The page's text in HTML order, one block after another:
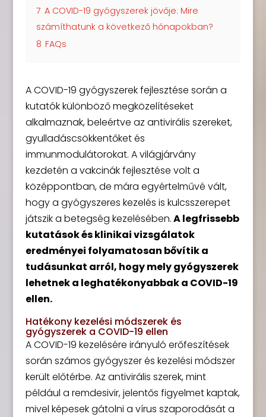
7 A COVID-19 gyógyszerek jövője: Mire
számíthatunk a következő hónapokban?
8 FAQs
A COVID-19 gyógyszerek fejlesztése során a
kutatók különböző megközelítéseket
alkalmaznak, beleértve az antivirális szereket,
gyulladáscsökkentőket és
immunmodulátorokat. A világjárvány
kezdetén a vakcinák fejlesztése volt a
középpontban, de mára egyértelművé vált,
hogy a gyógyszeres kezelés is kulcsszerepet
játszik a betegség kezelésében.A legfrissebb
kutatások és klinikai vizsgálatok
eredményei folyamatosan bővítik a
tudásunkat arról, hogy mely gyógyszerek
lehetnek a leghatékonyabbak a COVID-19
ellen.
Hatékony kezelési módszerek és
gyógyszerek a COVID-19 ellen
A COVID-19 kezelésére irányuló erőfeszítések
során számos gyógyszer és kezelési módszer
került előtérbe. Az antivirális szerek, mint
például a remdesivir, jelentős figyelmet kaptak,
mivel képesek gátolni a vírus szaporodását a